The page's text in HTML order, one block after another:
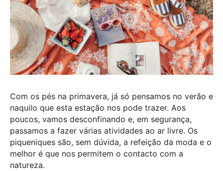
Com os pés na primavera, já só pensamos no verão e
naquilo que esta estação nos pode trazer. Aos
poucos, vamos desconfinando e, em segurança,
passamos a fazer várias atividades ao ar livre. Os
piqueniques são, sem dúvida, a refeição da moda e o
melhor é que nos permitem o contacto com a
natureza.